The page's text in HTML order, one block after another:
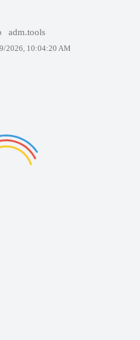
adm.tools
2026, 10:04:20 AM